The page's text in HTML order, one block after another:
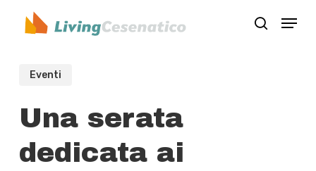
search
Menu
Eventi
Una serata
dedicata ai